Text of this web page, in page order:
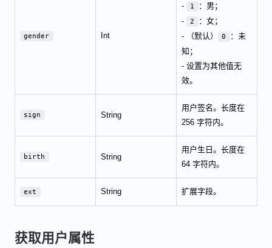
gender Int
-
1
：男；
-
2
：女；
- （默认）
0
：未
知；
- 设置为其他值无
效。
sign String
用户签名。长度在
256 字符内。
birth String
用户生日。长度在
64 字符内。
ext String 扩展字段。
获取用户属性